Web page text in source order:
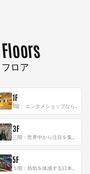
Floors
フロア
1F
3F
5F